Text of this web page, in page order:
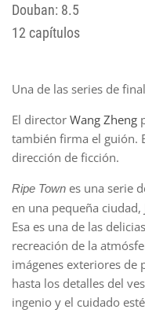
Douban: 8.5
12 capítulos
Una de las series de
El director Wang Zheng
también firma el guión.
dirección de ficción.
Ripe Town es una serie
en una pequeña
Esa es una de las
recreación de la
imágenes exteriores de
hasta los detalles del
ingenio y el cuidado